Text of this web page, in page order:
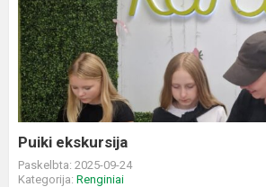
ekskursija
Puiki ekskursija
Paskelbta: 2025-09-24
Kategorija: Renginiai